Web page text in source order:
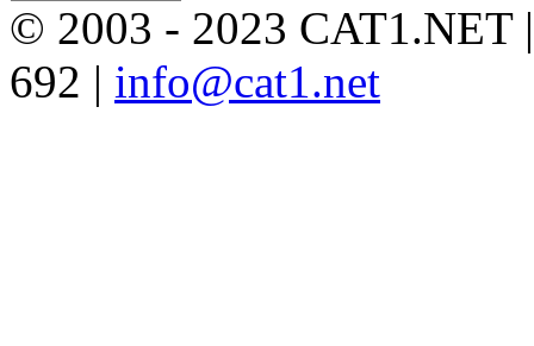
© 2003 - 2023 CAT1.NET
692 | info@cat1.net